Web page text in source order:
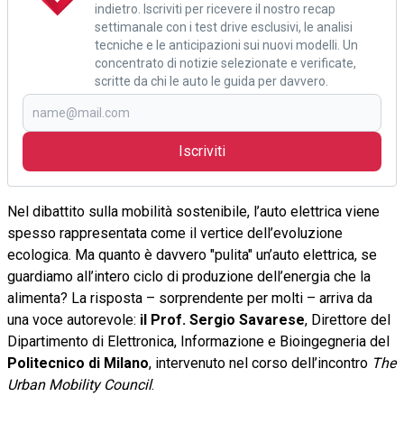
indietro. Iscriviti per ricevere il nostro recap
settimanale con i test drive esclusivi, le analisi
tecniche e le anticipazioni sui nuovi modelli. Un
concentrato di notizie selezionate e verificate,
scritte da chi le auto le guida per davvero.
Iscriviti
Nel dibattito sulla mobilità sostenibile, l’auto elettrica viene
spesso rappresentata come il vertice dell’evoluzione
ecologica. Ma quanto è davvero "pulita" un’auto elettrica, se
guardiamo all’intero ciclo di produzione dell’energia che la
alimenta? La risposta – sorprendente per molti – arriva da
una voce autorevole: il Prof. Sergio Savarese, Direttore del
Dipartimento di Elettronica, Informazione e Bioingegneria del
Politecnico di Milano, intervenuto nel corso dell’incontro The
Urban Mobility Council.